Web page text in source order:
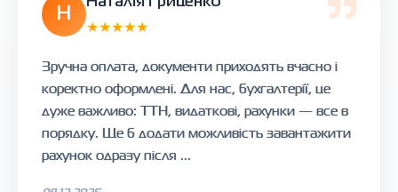
Н
★★★★★
Зручна оплата, документи приходять вчасно і
коректно оформлені. Для нас, бухгалтерії, це
дуже важливо: ТТН, видаткові, рахунки — все в
порядку. Ще б додати можливість завантажити
рахунок одразу після ...